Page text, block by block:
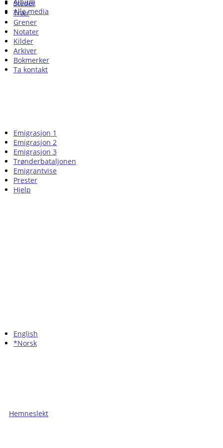
Alle media
Steder
Trær
Grener
Notater
Kilder
Arkiver
Bokmerker
Ta kontakt
Emigrasjon 1
Emigrasjon 2
Emigrasjon 3
Trønderbataljonen
Emigrantvise
Prester
Hjelp
English
*Norsk
Hemneslekt